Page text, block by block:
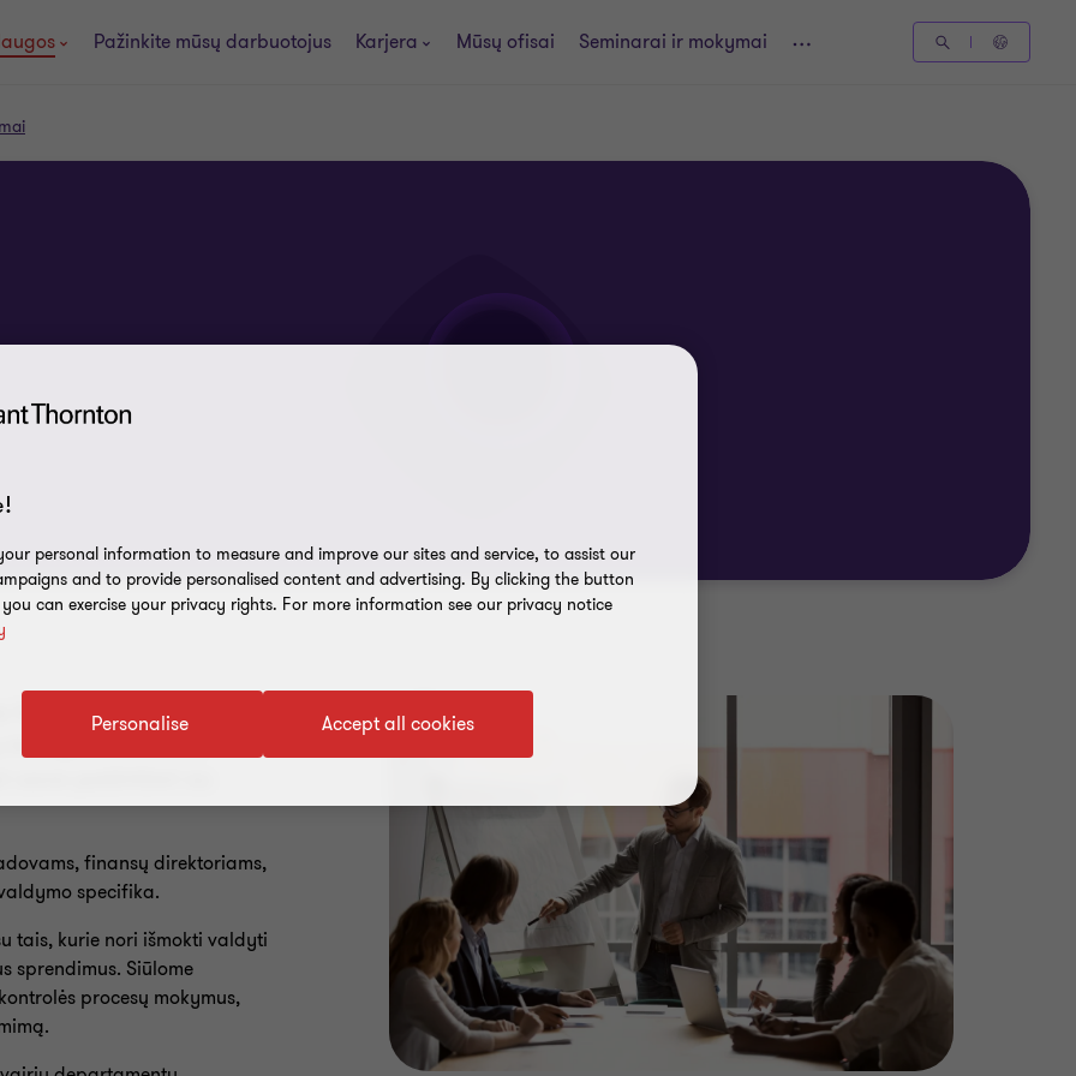
Pažinkite mūsų darbuotojus Karjera Mūsų ofisai Seminarai ir mokymai
ir
iš viso
patirtimi su
finansų direktoriams,
specifika.
tais, kurie nori išmokti valdyti
sprendimus. Siūlome
procesų mokymus,
personal information to measure and improve our sites and service, to assist our
and to provide personalised content and advertising. By clicking the button
can exercise your privacy rights. For more information see our privacy notice
Accept all cookies
Personalise